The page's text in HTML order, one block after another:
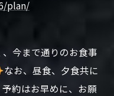
plan/
今まで通りのお食事
なお、昼食、夕食共に
約はお早めに、お願